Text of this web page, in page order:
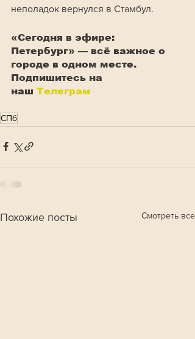
неполадок вернулся в Стамбул.
«Сегодня в эфире:
Петербург» — всё важное о
городе в одном месте.
Подпишитесь на
наш Телеграм
СПб
Похожие посты Смотреть все